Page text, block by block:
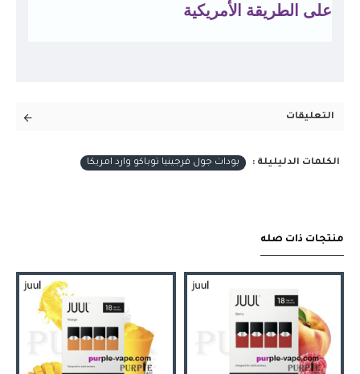
على الطريقة الأمريكية
التعليقات
الكلمات الدليليلة : بودات جول فرجينيا توباكو وارد امريكا
منتجات ذات صله